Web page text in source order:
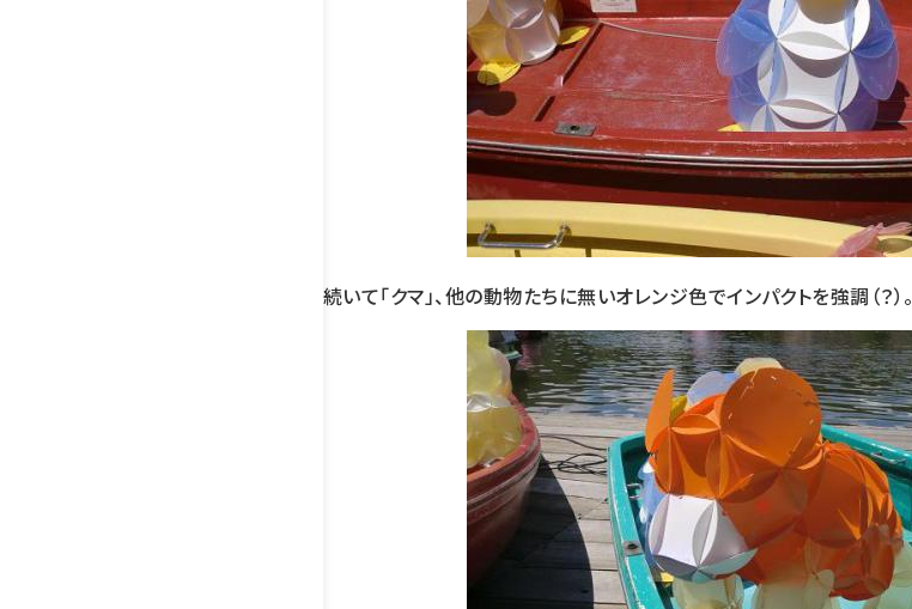
続いて「クマ」、他の動物たちに無いオレンジ色でインパクトを強調（？）。